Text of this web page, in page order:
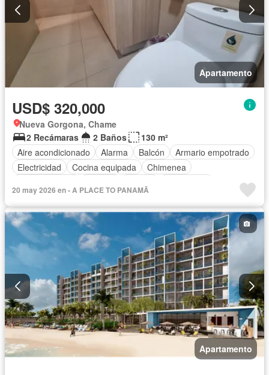
Apartamento
USD$ 320,000
Nueva Gorgona, Chame
2 Recámaras
2 Baños
130 m²
Aire acondicionado
Alarma Balcón
Armario empotrado
Electricidad
Cocina equipada
Chimenea
Vista panorámica
Sauna Cuarto de servicio
20 may 2026 en - A PLACE TO PANAMÃ
Apartamento